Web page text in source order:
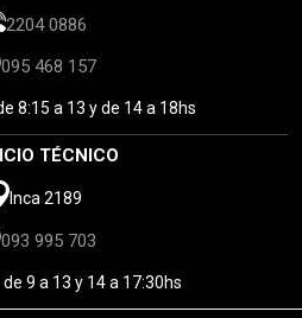
2204 0886
095 468 157
8:15 a 13 y de 14 a 18hs
TÉCNICO
Inca 2189
093 995 703
9 a 13 y 14 a 17:30hs